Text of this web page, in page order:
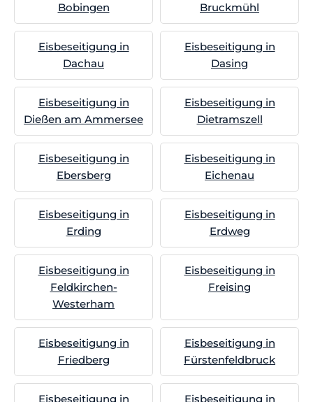
Bobingen
Bruckmühl
Eisbeseitigung in
Dachau
Eisbeseitigung in
Dasing
Eisbeseitigung in
Dießen am Ammersee
Eisbeseitigung in
Dietramszell
Eisbeseitigung in
Ebersberg
Eisbeseitigung in
Eichenau
Eisbeseitigung in
Erding
Eisbeseitigung in
Erdweg
Eisbeseitigung in
Feldkirchen-
Westerham
Eisbeseitigung in
Freising
Eisbeseitigung in
Friedberg
Eisbeseitigung in
Fürstenfeldbruck
Eisbeseitigung in Eisbeseitigung in